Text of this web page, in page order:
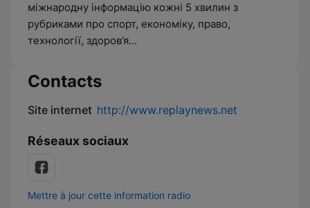
міжнародну інформацію кожні 5 хвилин з
рубриками про спорт, економіку, право,
технології, здоров’я...
Contacts
Site internet http://www.replaynews.net
Réseaux sociaux
Mettre à jour cette information radio